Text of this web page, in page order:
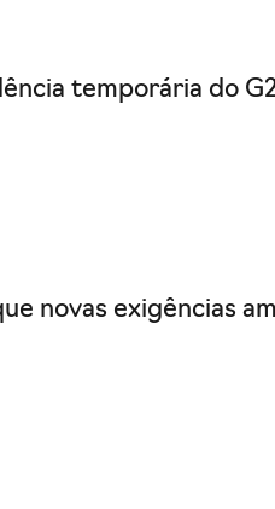
temporária do
novas exigências